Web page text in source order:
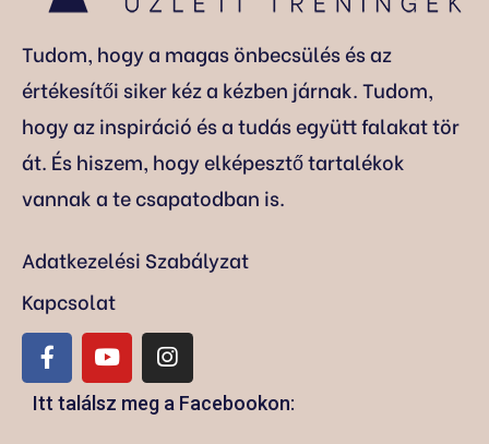
Tudom, hogy a magas önbecsülés és az
értékesítői siker kéz a kézben járnak. Tudom,
hogy az inspiráció és a tudás együtt falakat tör
át. És hiszem, hogy elképesztő tartalékok
vannak a te csapatodban is.
Adatkezelési Szabályzat
Kapcsolat
Itt találsz meg a Facebookon: